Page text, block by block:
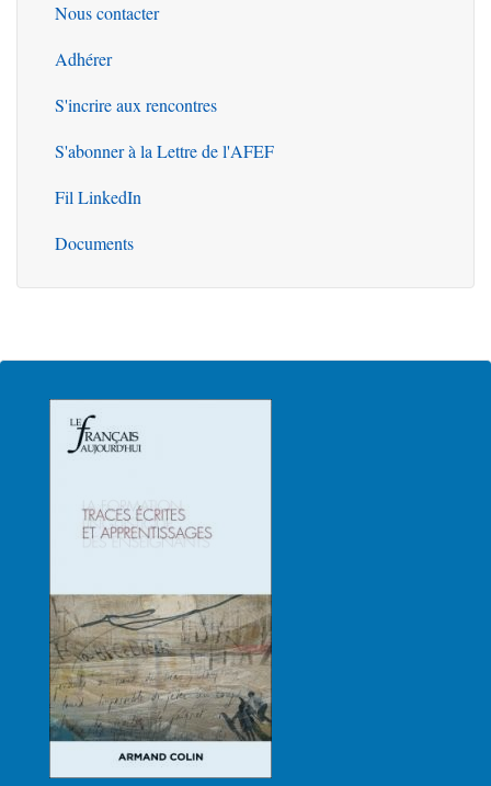
Outils
Nous contacter
Adhérer
S'incrire aux rencontres
S'abonner à la Lettre de l'AFEF
Fil LinkedIn
Documents